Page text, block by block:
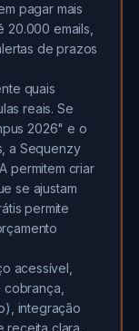
pagar mais
20.000 emails,
de prazos
quais
reais. Se
2026" e o
a Sequenzy
permitem criar
se ajustam
permite
acessível,
integração
receita clara.